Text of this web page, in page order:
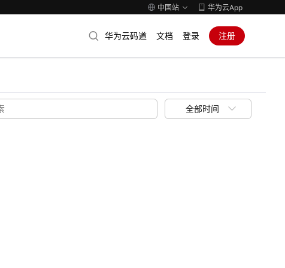
中国站 华为云App
华为云码道 文档 登录 注册
全部时间